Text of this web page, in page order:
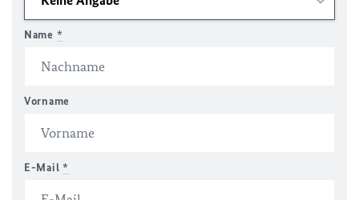
Name *
Vorname
E-Mail *